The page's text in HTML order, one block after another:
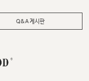
Q&A 게시판